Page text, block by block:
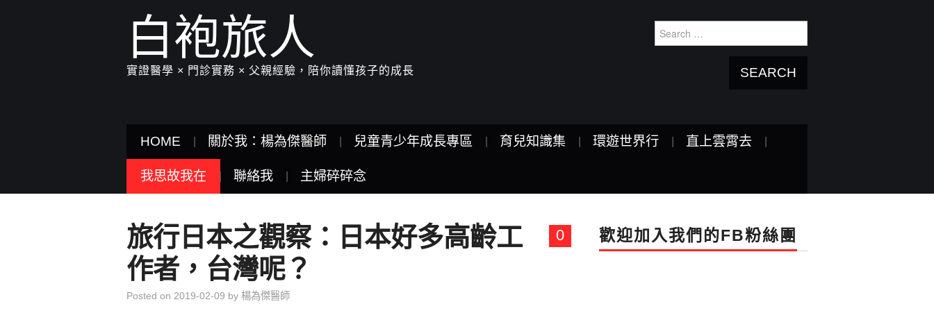
白袍旅人
實證醫學 × 門診實務 × 父親經驗，陪你讀懂孩子的成長
for:
HOME 關於我：楊為傑醫師 兒童青少年成長專區 育兒知識集 環遊世界行 直上雲霄去
我思故我在 聯絡我 主婦碎碎念
0
旅行日本之觀察：日本好多高齡工
作者，台灣呢？
Posted on 2019-02-09 by 楊為傑醫師
歡迎加入我們的FB粉絲團